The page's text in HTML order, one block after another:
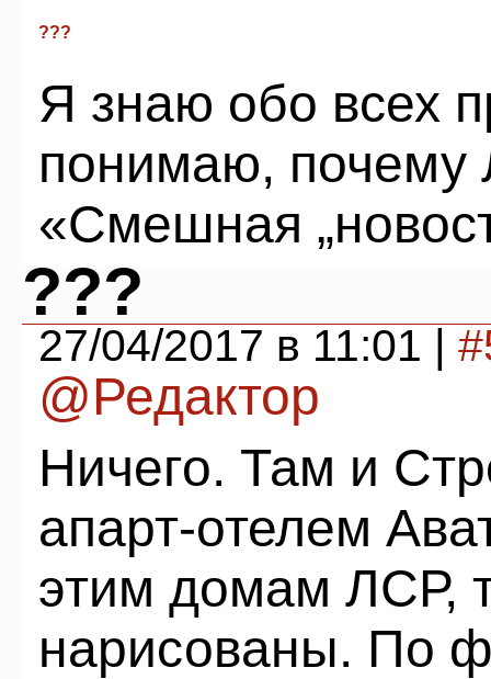
???
Я знаю обо всех
понимаю, почему
«Смешная
???
27/04/2017 в 11:01 |
@Редактор
Ничего. Там и
апарт-отелем
этим домам ЛСР,
нарисованы. По